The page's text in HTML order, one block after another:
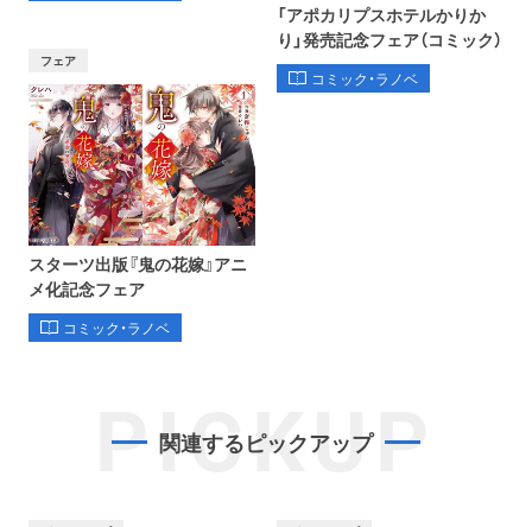
フェア
スターツ出版『鬼の花嫁』アニ
メ化記念フェア
コミック・ラノベ
「アポカリプスホテルかりか
り」発売記念フェア（コミック）
コミック・ラノベ
PICKUP
関連するピックアップ